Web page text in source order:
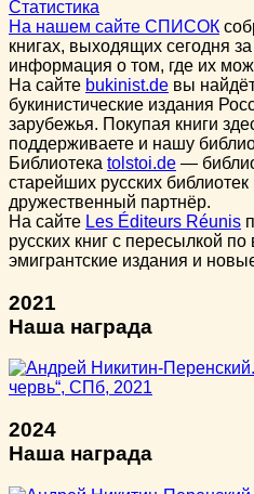
Статистика
На нашем сайте СПИСОК
книгах, выходящих сегодня
информация о том, где их
На сайте bukinist.de вы
букинистические издания
зарубежья. Покупая книги
поддерживаете и нашу
Библиотека tolstoi.de —
старейших русских
дружественный партнёр.
На сайте Les Éditeurs Réunis
русских книг с пересылкой
эмигрантские издания и
2021
Наша награда
2024
Наша награда